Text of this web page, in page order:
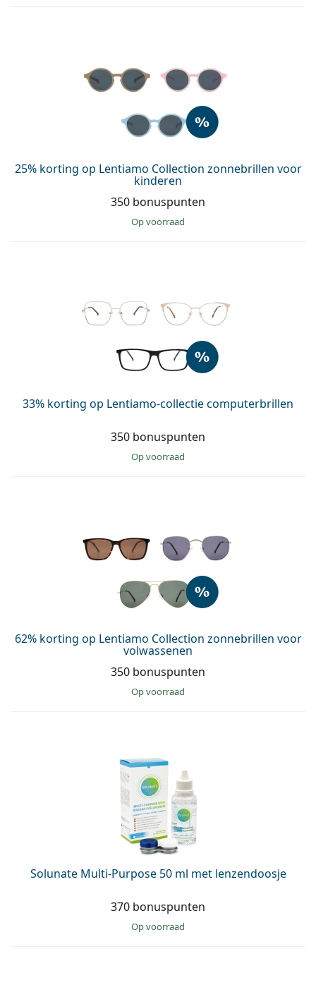
25% korting op Lentiamo Collection zonnebrillen voor
kinderen
350 bonuspunten
op voorraad
33% korting op Lentiamo-collectie computerbrillen
350 bonuspunten
op voorraad
62% korting op Lentiamo Collection zonnebrillen voor
volwassenen
350 bonuspunten
op voorraad
Solunate Multi-Purpose 50 ml met lenzendoosje
370 bonuspunten
op voorraad